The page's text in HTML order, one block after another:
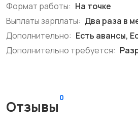
Формат работы: На точке
Выплаты зарплаты: Два раза в
Дополнительно: Есть авансы,
Дополнительно требуется:
Отзывы
0